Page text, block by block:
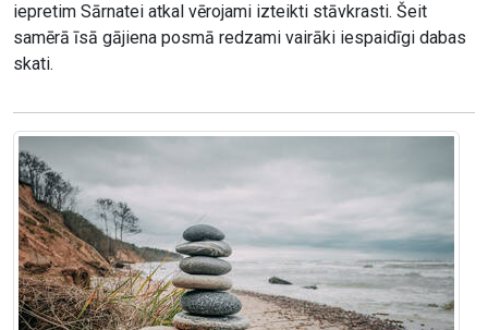
iepretim Sārnatei atkal vērojami izteikti stāvkrasti. Šeit
samērā īsā gājiena posmā redzami vairāki iespaidīgi dabas
skati.